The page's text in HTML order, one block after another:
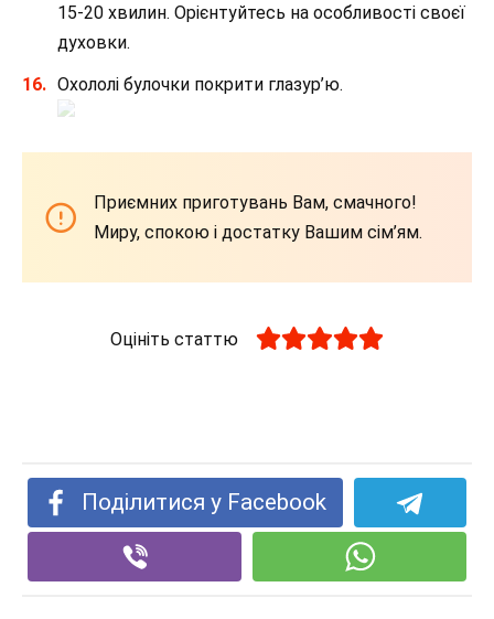
15-20 хвилин. Орієнтуйтесь на особливості своєї
духовки.
Охололі булочки покрити глазур’ю.
Приємних приготувань Вам, смачного!
Миру, спокою і достатку Вашим сім’ям.
Оцініть статтю
Поділитися у Facebook